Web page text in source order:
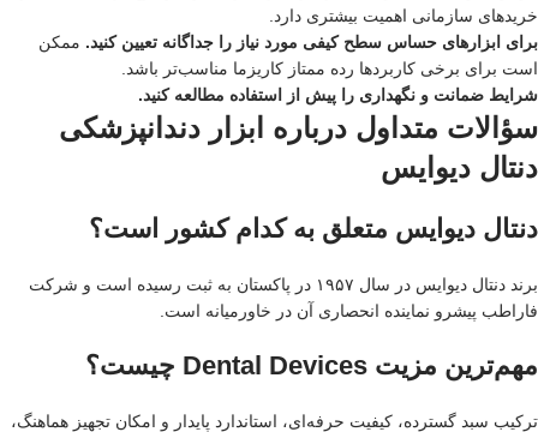
خریدهای سازمانی اهمیت بیشتری دارد.
برای ابزارهای حساس سطح کیفی مورد نیاز را جداگانه تعیین کنید. ممکن
است برای برخی کاربردها رده ممتاز کاریزما مناسب‌تر باشد.
شرایط ضمانت و نگهداری را پیش از استفاده مطالعه کنید.
سؤالات متداول درباره ابزار دندانپزشکی
دنتال دیوایس
دنتال دیوایس متعلق به کدام کشور است؟
برند دنتال دیوایس در سال ۱۹۵۷ در پاکستان به ثبت رسیده است و شرکت
فاراطب پیشرو نماینده انحصاری آن در خاورمیانه است.
مهم‌ترین مزیت Dental Devices چیست؟
ترکیب سبد گسترده، کیفیت حرفه‌ای، استاندارد پایدار و امکان تجهیز هماهنگ،